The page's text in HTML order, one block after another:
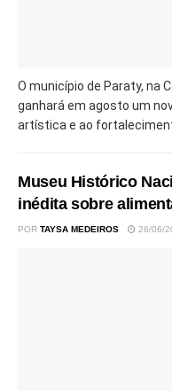
O município de Paraty, na
ganhará em agosto um
artística e ao
Museu Histórico
inédita sobre
POR TAYSA MEDEIROS 26/06/